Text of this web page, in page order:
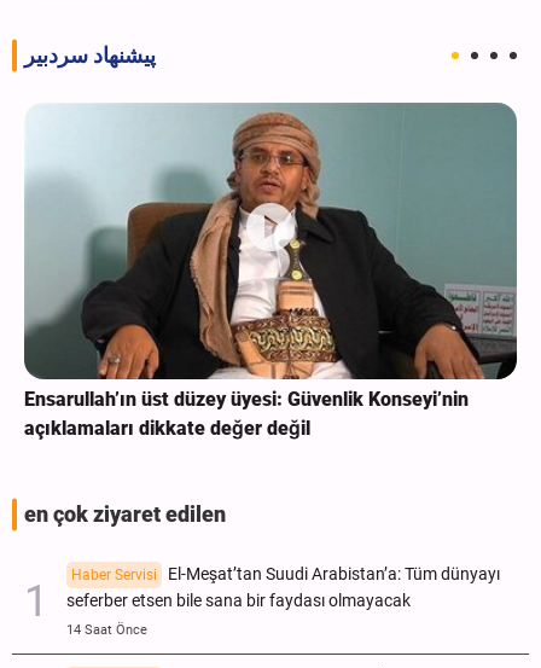
پیشنهاد سردبیر
Ensarullah’ın üst düzey üyesi: Güvenlik Konseyi’nin
açıklamaları dikkate değer değil
en çok ziyaret edilen
Haber Servisi
El-Meşat’tan Suudi Arabistan’a: Tüm dünyayı
seferber etsen bile sana bir faydası olmayacak
14 Saat Önce